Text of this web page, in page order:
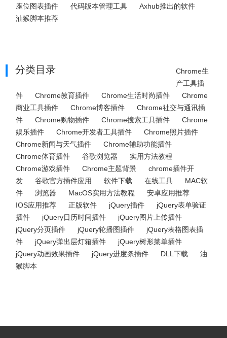
座位图表插件
代码版本管理工具
Axhub推出的软件
油猴脚本推荐
分类目录
Chrome生
产工具插
件
Chrome教育插件 Chrome生活时尚插件
Chrome
商业工具插件
Chrome博客插件
Chrome社交与通讯插
件
Chrome购物插件 Chrome搜索工具插件
Chrome
娱乐插件
Chrome开发者工具插件
Chrome照片插件
Chrome新闻与天气插件
Chrome辅助功能插件
Chrome体育插件
谷歌浏览器
实用方法教程
Chrome游戏插件
Chrome主题背景
chrome插件开
发
谷歌官方插件应用 软件下载 在线工具
MAC软
件
浏览器 MacOS实用方法教程
安卓应用推荐
IOS应用推荐
正版软件 jQuery插件
jQuery表单验证
插件
jQuery日历时间插件
jQuery图片上传插件
jQuery分页插件
jQuery轮播图插件
jQuery表格图表插
件
jQuery弹出层灯箱插件
jQuery树形菜单插件
jQuery动画效果插件
jQuery进度条插件 DLL下载
油
猴脚本